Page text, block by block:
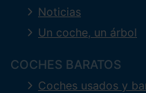
Noticias
Un coche, un árbol
COCHES BARATOS
Coches usados y